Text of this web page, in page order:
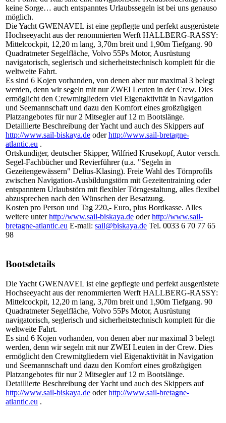
keine Sorge… auch entspanntes Urlaubssegeln ist bei uns genauso
möglich.
Die Yacht GWENAVEL ist eine gepflegte und perfekt ausgerüstete
Hochseeyacht aus der renommierten Werft HALLBERG-RASSY:
Mittelcockpit, 12,20 m lang, 3,70m breit und 1,90m Tiefgang. 90
Quadratmeter Segelfläche, Volvo 55Ps Motor, Ausrüstung
navigatorisch, seglerisch und sicherheitstechnisch komplett für die
weltweite Fahrt.
Es sind 6 Kojen vorhanden, von denen aber nur maximal 3 belegt
werden, denn wir segeln mit nur ZWEI Leuten in der Crew. Dies
ermöglicht den Crewmitgliedern viel Eigenaktivität in Navigation
und Seemannschaft und dazu den Komfort eines großzügigen
Platzangebotes für nur 2 Mitsegler auf 12 m Bootslänge.
Detaillierte Beschreibung der Yacht und auch des Skippers auf
http://www.sail-biskaya.de oderhttp://www.sail-bretagne-
atlantic.eu .
Ortskundiger, deutscher Skipper, Wilfried Krusekopf, Autor versch.
Segel-Fachbücher und Revierführer (u.a. "Segeln in
Gezeitengewässern" Delius-Klasing). Freie Wahl des Törnprofils
zwischen Navigation-Ausbildungstörn mit Gezeitentraining oder
entspanntem Urlaubstörn mit flexibler Törngestaltung, alles flexibel
abzusprechen nach den Wünschen der Besatzung.
Kosten pro Person und Tag 220,- Euro, plus Bordkasse. Alles
weitere unterhttp://www.sail-biskaya.de oderhttp://www.sail-
bretagne-atlantic.eu E-mail: sail@biskaya.de Tel. 0033 6 70 77 65
98
Bootsdetails
Die Yacht GWENAVEL ist eine gepflegte und perfekt ausgerüstete
Hochseeyacht aus der renommierten Werft HALLBERG-RASSY:
Mittelcockpit, 12,20 m lang, 3,70m breit und 1,90m Tiefgang. 90
Quadratmeter Segelfläche, Volvo 55Ps Motor, Ausrüstung
navigatorisch, seglerisch und sicherheitstechnisch komplett für die
weltweite Fahrt.
Es sind 6 Kojen vorhanden, von denen aber nur maximal 3 belegt
werden, denn wir segeln mit nur ZWEI Leuten in der Crew. Dies
ermöglicht den Crewmitgliedern viel Eigenaktivität in Navigation
und Seemannschaft und dazu den Komfort eines großzügigen
Platzangebotes für nur 2 Mitsegler auf 12 m Bootslänge.
Detaillierte Beschreibung der Yacht und auch des Skippers auf
http://www.sail-biskaya.de oderhttp://www.sail-bretagne-
atlantic.eu .